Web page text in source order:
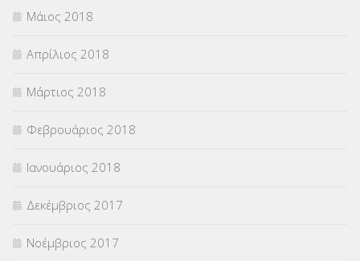
Μάιος 2018
Απρίλιος 2018
Μάρτιος 2018
Φεβρουάριος 2018
Ιανουάριος 2018
Δεκέμβριος 2017
Νοέμβριος 2017